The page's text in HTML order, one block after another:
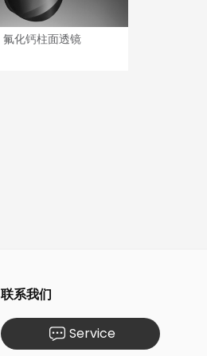
氟化钙柱面透镜
联系我们
Service